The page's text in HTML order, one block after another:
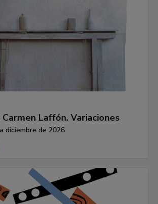
Laffón. Variaciones
diciembre de 2026